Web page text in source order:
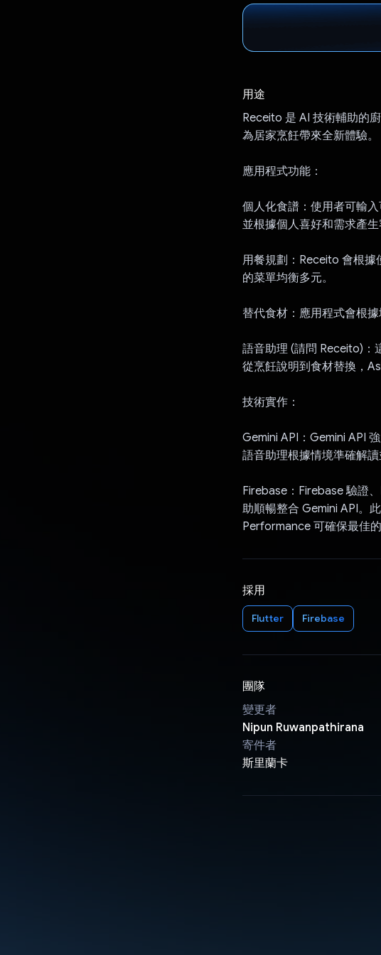
用途
Receito 是 AI 技術輔助的
為居家烹飪帶來全新體驗。
應用程式功能：
個人化食譜：使用者可輸
並根據個人喜好和需求產生
用餐規劃：Receito 會根據
的菜單均衡多元。
替代食材：應用程式會根
語音助理 (請問 Receito)：
從烹飪說明到食材替換，
技術實作：
Gemini API：Gemini API
語音助理根據情境準確解讀
Firebase：Firebase 驗證
助順暢整合 Gemini API。
Performance 可確保最佳的
採用
Flutter Firebase
團隊
變更者
Nipun Ruwanpathirana
寄件者
斯里蘭卡